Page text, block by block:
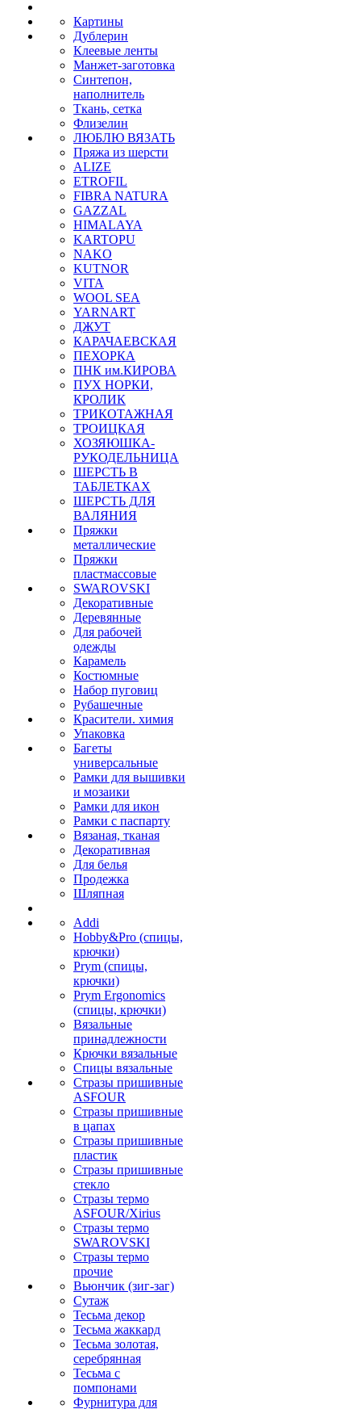
Картины
Дублерин
Клеевые ленты
Манжет-заготовка
Синтепон,
наполнитель
Ткань, сетка
Флизелин
ЛЮБЛЮ ВЯЗАТЬ
Пряжа из шерсти
ALIZE
ETROFIL
FIBRA NATURA
GAZZAL
HIMALAYA
KARTOPU
NAKO
KUTNOR
VITA
WOOL SEA
YARNART
ДЖУТ
КАРАЧАЕВСКАЯ
ПЕХОРКА
ПНК им.КИРОВА
ПУХ НОРКИ,
КРОЛИК
ТРИКОТАЖНАЯ
ТРОИЦКАЯ
ХОЗЯЮШКА-
РУКОДЕЛЬНИЦА
ШЕРСТЬ В
ТАБЛЕТКАХ
ШЕРСТЬ ДЛЯ
ВАЛЯНИЯ
Пряжки
металлические
Пряжки
пластмассовые
SWAROVSKI
Декоративные
Деревянные
Для рабочей
одежды
Карамель
Костюмные
Набор пуговиц
Рубашечные
Красители. химия
Упаковка
Багеты
универсальные
Рамки для вышивки
и мозаики
Рамки для икон
Рамки с паспарту
Вязаная, тканая
Декоративная
Для белья
Продежка
Шляпная
Addi
Hobby&Pro (спицы,
крючки)
Prym (спицы,
крючки)
Prym Ergonomics
(спицы, крючки)
Вязальные
принадлежности
Крючки вязальные
Спицы вязальные
Стразы пришивные
ASFOUR
Стразы пришивные
в цапах
Стразы пришивные
пластик
Стразы пришивные
стекло
Стразы термо
ASFOUR/Xirius
Стразы термо
SWAROVSKI
Стразы термо
прочие
Вьюнчик (зиг-заг)
Сутаж
Тесьма декор
Тесьма жаккард
Тесьма золотая,
серебрянная
Тесьма с
помпонами
Фурнитура для